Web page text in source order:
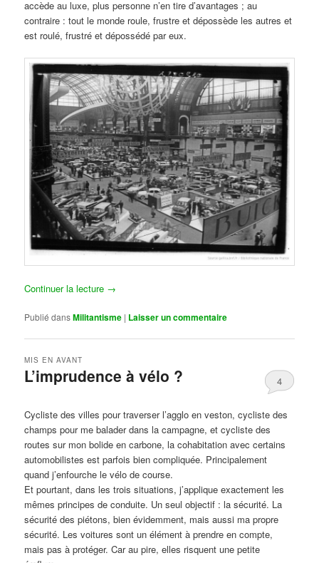
accède au luxe, plus personne n’en tire d’avantages ; au
contraire : tout le monde roule, frustre et dépossède les autres et
est roulé, frustré et dépossédé par eux.
Continuer la lecture →
Publié dansMilitantisme | Laisser un commentaire
L’imprudence à vélo ?
MIS EN AVANT
4
Cycliste des villes pour traverser l’agglo en veston, cycliste des
champs pour me balader dans la campagne, et cycliste des
routes sur mon bolide en carbone, la cohabitation avec certains
automobilistes est parfois bien compliquée. Principalement
quand j’enfourche le vélo de course.
Et pourtant, dans les trois situations, j’applique exactement les
mêmes principes de conduite. Un seul objectif : la sécurité. La
sécurité des piétons, bien évidemment, mais aussi ma propre
sécurité. Les voitures sont un élément à prendre en compte,
mais pas à protéger. Car au pire, elles risquent une petite